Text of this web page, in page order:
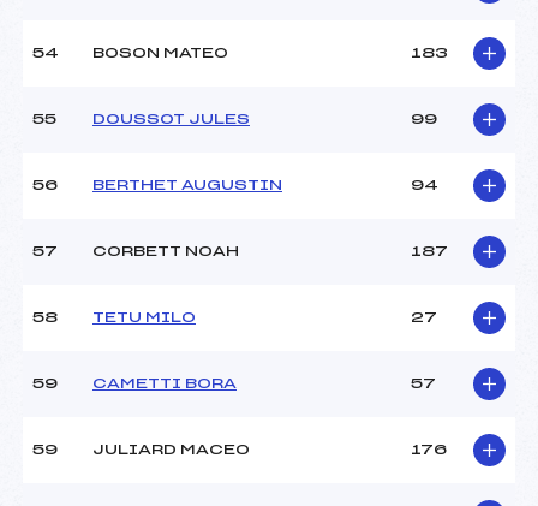
54 BOSON MATEO 183
55 DOUSSOT JULES 99
56 BERTHET AUGUSTIN 94
57 CORBETT NOAH 187
58 TETU MILO 27
59 CAMETTI BORA 57
59 JULIARD MACEO 176